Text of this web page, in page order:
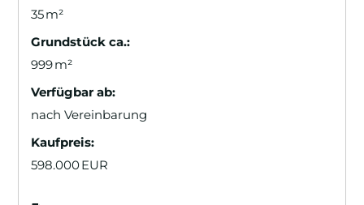
35 m²
Grund­stück ca.:
999 m²
Verfügbar ab:
nach Vereinbarung
Kaufpreis:
598.000 EUR